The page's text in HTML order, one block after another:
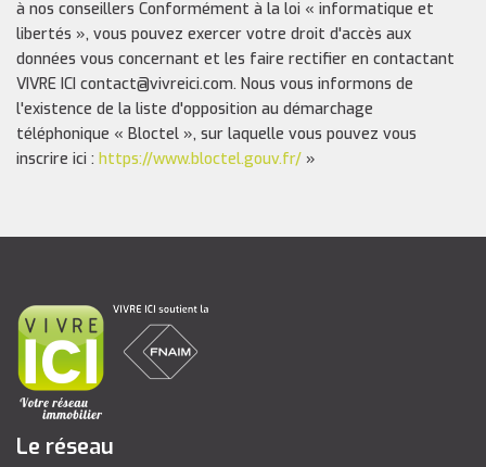
à nos conseillers Conformément à la loi « informatique et
libertés », vous pouvez exercer votre droit d'accès aux
données vous concernant et les faire rectifier en contactant
VIVRE ICI contact@vivreici.com. Nous vous informons de
l'existence de la liste d'opposition au démarchage
téléphonique « Bloctel », sur laquelle vous pouvez vous
inscrire ici : https://www.bloctel.gouv.fr/ »
Le réseau